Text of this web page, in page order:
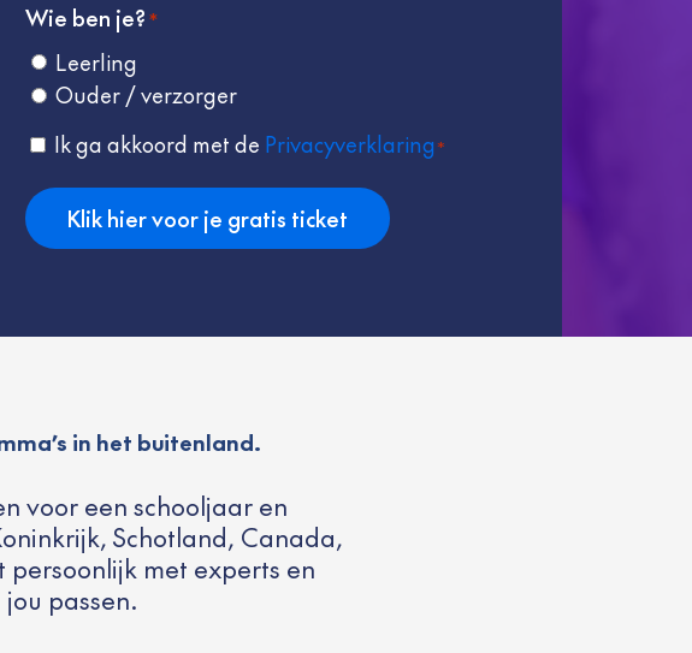
Wie ben je? *
Leerling
Ouder / verzorger
Consent
Ik ga akkoord met de Privacyverklaring*
in het buitenland.
voor een schooljaar en
Schotland, Canada,
met experts en
passen.